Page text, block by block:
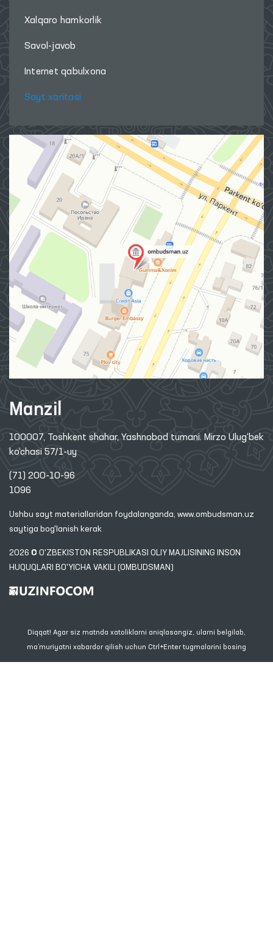
Xalqaro hamkorlik
Savol-javob
Internet qabulxona
Sayt xaritasi
Manzil
100007, Toshkent shahar, Yashnobod tumani. Mirzo Ulug‘bek
ko‘chasi 57/1-uy
(71) 200-10-96
1096
Ushbu sayt materiallaridan foydalanganda, www.ombudsman.uz
saytiga bog'lanish kerak
2026 © O'ZBEKISTON RESPUBLIKASI OLIY MAJLISINING INSON
HUQUQLARI BO'YICHA VAKILI (OMBUDSMAN)
Diqqat! Agar siz matnda xatoliklarni aniqlasangiz, ularni belgilab,
ma’muriyatni xabardor qilish uchun Ctrl+Enter tugmalarini bosing